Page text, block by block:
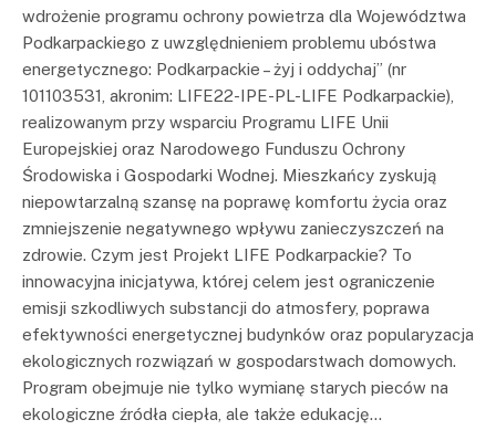
wdrożenie programu ochrony powietrza dla Województwa
Podkarpackiego z uwzględnieniem problemu ubóstwa
energetycznego: Podkarpackie – żyj i oddychaj” (nr
101103531, akronim: LIFE22-IPE-PL-LIFE Podkarpackie),
realizowanym przy wsparciu Programu LIFE Unii
Europejskiej oraz Narodowego Funduszu Ochrony
Środowiska i Gospodarki Wodnej. Mieszkańcy zyskują
niepowtarzalną szansę na poprawę komfortu życia oraz
zmniejszenie negatywnego wpływu zanieczyszczeń na
zdrowie. Czym jest Projekt LIFE Podkarpackie? To
innowacyjna inicjatywa, której celem jest ograniczenie
emisji szkodliwych substancji do atmosfery, poprawa
efektywności energetycznej budynków oraz popularyzacja
ekologicznych rozwiązań w gospodarstwach domowych.
Program obejmuje nie tylko wymianę starych pieców na
ekologiczne źródła ciepła, ale także edukację…